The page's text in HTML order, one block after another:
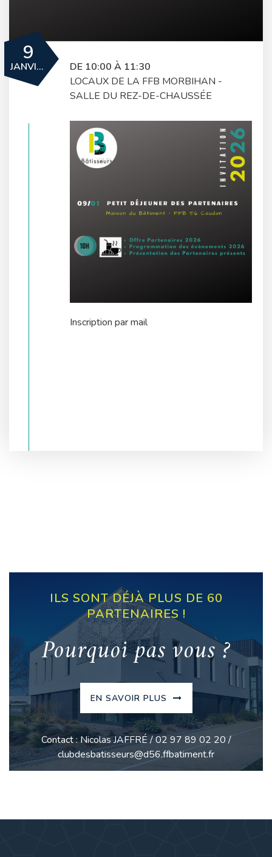
9
JANVIER
DE 10:00 À 11:30
LOCAUX DE LA FFB MORBIHAN -
SALLE DU REZ-DE-CHAUSSÉE
Inscription par mail
ILS SONT DÉJÀ PLUS DE 60
PARTENAIRES !
Pourquoi pas vous ?
EN SAVOIR PLUS
Contact : Nicolas JAFFRÉ / 02 97 89 02 20 /
clubdesbatisseurs@d56.ffbatiment.fr